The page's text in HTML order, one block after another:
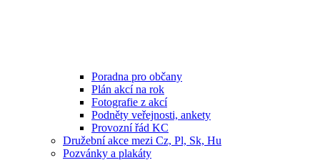
Poradna pro občany
Plán akcí na rok
Fotografie z akcí
Podněty veřejnosti, ankety
Provozní řád KC
Družební akce mezi Cz, Pl, Sk, Hu
Pozvánky a plakáty